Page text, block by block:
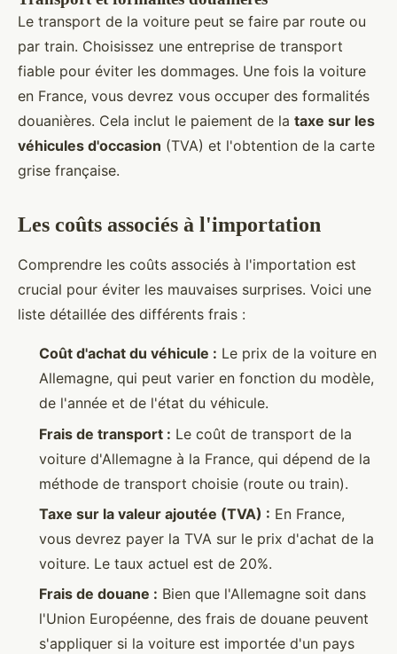
Le transport de la voiture peut se faire par route ou
par train. Choisissez une entreprise de transport
fiable pour éviter les dommages. Une fois la voiture
en France, vous devrez vous occuper des formalités
douanières. Cela inclut le paiement de la taxe sur les
véhicules d'occasion (TVA) et l'obtention de la carte
grise française.
Les coûts associés à l'importation
Comprendre les coûts associés à l'importation est
crucial pour éviter les mauvaises surprises. Voici une
liste détaillée des différents frais :
Coût d'achat du véhicule : Le prix de la voiture en
Allemagne, qui peut varier en fonction du modèle,
de l'année et de l'état du véhicule.
Frais de transport : Le coût de transport de la
voiture d'Allemagne à la France, qui dépend de la
méthode de transport choisie (route ou train).
Taxe sur la valeur ajoutée (TVA) : En France,
vous devrez payer la TVA sur le prix d'achat de la
voiture. Le taux actuel est de 20%.
Frais de douane : Bien que l'Allemagne soit dans
l'Union Européenne, des frais de douane peuvent
s'appliquer si la voiture est importée d'un pays